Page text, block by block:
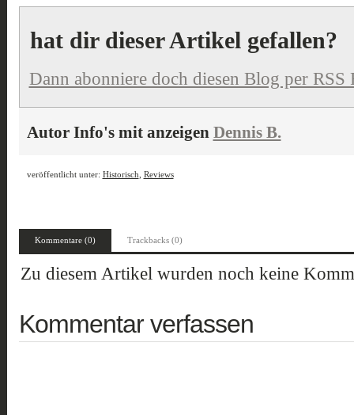
hat dir dieser Artikel gefallen?
Dann abonniere doch diesen Blog per RSS
Autor Info's mit anzeigen Dennis B.
veröffentlicht unter: Historisch Reviews
Kommentare (0) Trackbacks (0)
Zu diesem Artikel wurden noch keine
Kommentar verfassen